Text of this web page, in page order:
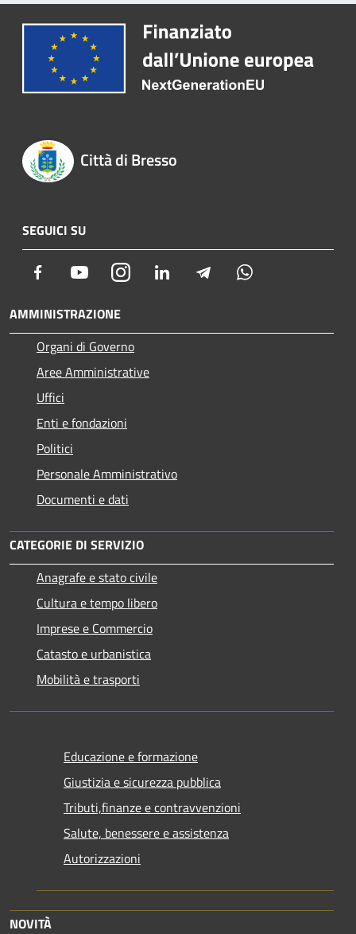
Città di Bresso
SEGUICI SU
Facebook YoutubeInstagram LinkedIn Telegram
AMMINISTRAZIONE
Organi di Governo
Aree Amministrative
Uffici
Enti e fondazioni
Politici
Personale Amministrativo
Documenti e dati
CATEGORIE DI SERVIZIO
Anagrafe e stato civile
Cultura e tempo libero
Imprese e Commercio
Catasto e urbanistica
Mobilità e trasporti
Educazione e formazione
Giustizia e sicurezza pubblica
Tributi,finanze e contravvenzioni
Salute, benessere e assistenza
Autorizzazioni
NOVITÀ